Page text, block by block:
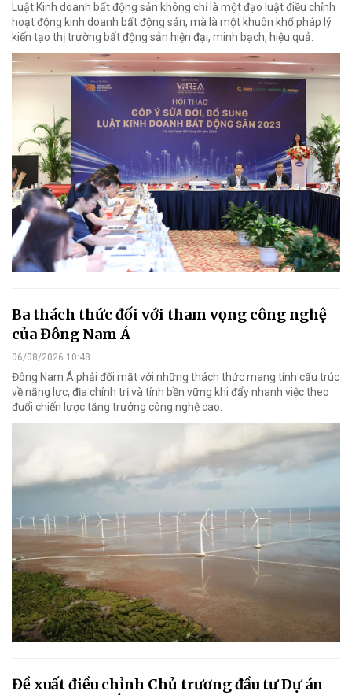
Luật Kinh doanh bất động sản không chỉ là một đạo luật điều chỉnh
hoạt động kinh doanh bất động sản, mà là một khuôn khổ pháp lý
kiến tạo thị trường bất động sản hiện đại, minh bạch, hiệu quả.
Ba thách thức đối với tham vọng công nghệ
của Đông Nam Á
06/08/2026 10:48
Đông Nam Á phải đối mặt với những thách thức mang tính cấu trúc
về năng lực, địa chính trị và tính bền vững khi đẩy nhanh việc theo
đuổi chiến lược tăng trưởng công nghệ cao.
Đề xuất điều chỉnh Chủ trương đầu tư Dự án